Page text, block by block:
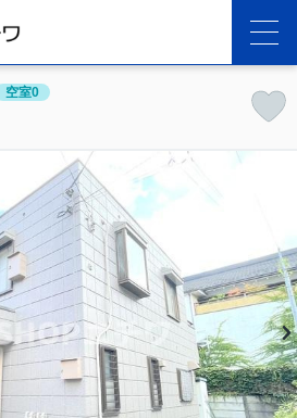
空室0